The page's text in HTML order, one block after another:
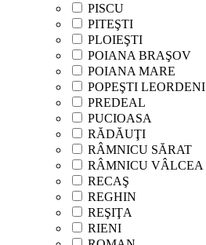
PISCU
PITEŞTI
PLOIEŞTI
POIANA BRAŞOV
POIANA MARE
POPEŞTI LEORDENI
PREDEAL
PUCIOASA
RĂDĂUŢI
RÂMNICU SĂRAT
RÂMNICU VÂLCEA
RECAŞ
REGHIN
REŞIŢA
RIENI